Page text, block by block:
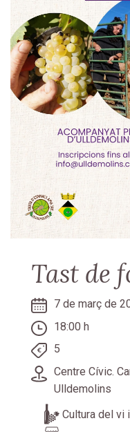
Tast de
7 de març de
18:00 h
5
Centre Cívic.
Ulldemolins
Cultura del vi